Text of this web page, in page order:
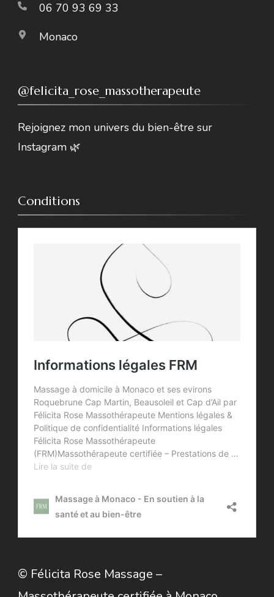
06 70 93 69 33
Monaco
@felicita_rose_massotherapeute
Rejoignez mon univers du bien-être sur
Instagram 🌿
Conditions
© Félicita Rose Massage –